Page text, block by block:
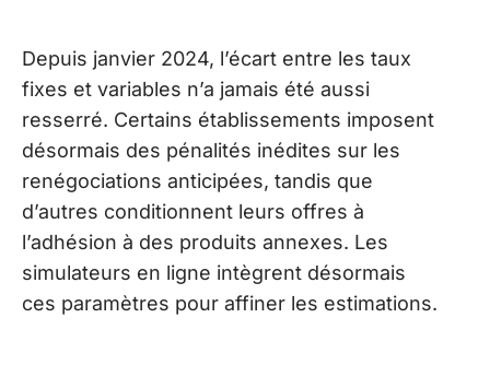
Depuis janvier 2024, l’écart entre les taux
fixes et variables n’a jamais été aussi
resserré. Certains établissements imposent
désormais des pénalités inédites sur les
renégociations anticipées, tandis que
d’autres conditionnent leurs offres à
l’adhésion à des produits annexes. Les
simulateurs en ligne intègrent désormais
ces paramètres pour affiner les estimations.